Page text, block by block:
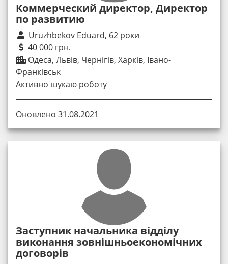
Коммерческий директор, Директор
по развитию
Uruzhbekov Eduard, 62 роки
40 000 грн.
Одеса, Львів, Чернігів, Харків, Івано-
Франківськ
Активно шукаю роботу
Оновлено 31.08.2021
Заступник начальника відділу
виконання зовнішньоекономічних
договорів